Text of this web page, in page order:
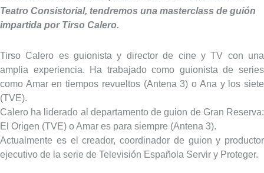
Teatro Consistorial, tendremos una masterclass de guión
impartida por Tirso Calero.
Tirso Calero es guionista y director de cine y TV con una
amplia experiencia. Ha trabajado como guionista de series
como Amar en tiempos revueltos (Antena 3) o Ana y los siete
(TVE).
Calero ha liderado al departamento de guion de Gran Reserva:
El Origen (TVE) o Amar es para siempre (Antena 3).
Actualmente es el creador, coordinador de guion y productor
ejecutivo de la serie de Televisión Española Servir y Proteger.